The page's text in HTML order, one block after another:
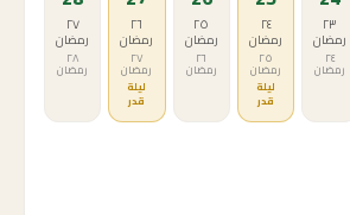
٢٣
رمضان
٢٤
رمضان
٢٤
رمضان
٢٥
رمضان
ليلة
قدر
٢٥
رمضان
٢٦
رمضان
٢٦
رمضان
٢٧
رمضان
ليلة
قدر
٢٧
رمضان
٢٨
رمضان